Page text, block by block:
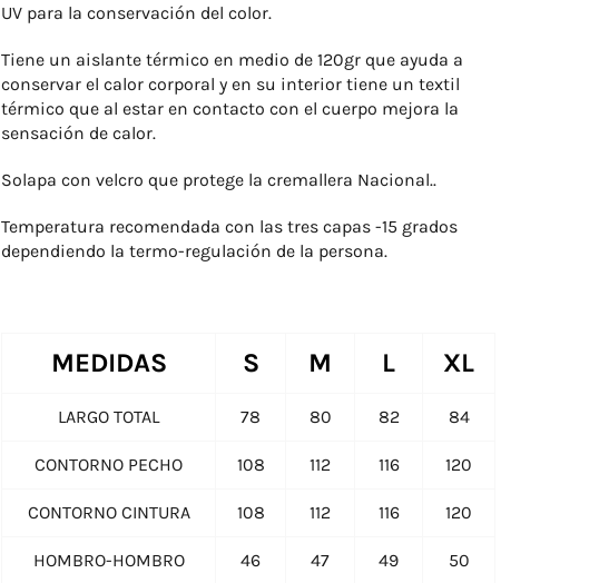
UV para la conservación del color.
Tiene un aislante térmico en medio de 120gr que ayuda a
conservar el calor corporal y en su interior tiene un textil
térmico que al estar en contacto con el cuerpo mejora la
sensación de calor.
Solapa con velcro que protege la cremallera Nacional..
Temperatura recomendada con las tres capas -15 grados
dependiendo la termo-regulación de la persona.
MEDIDAS S M L XL
LARGO TOTAL 78 80 82 84
CONTORNO PECHO 108 112 116 120
CONTORNO CINTURA 108 112 116 120
HOMBRO-HOMBRO 46 47 49 50